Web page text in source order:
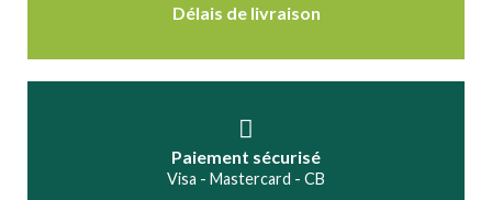
Délais de livraison
Paiement sécurisé
Visa - Mastercard - CB